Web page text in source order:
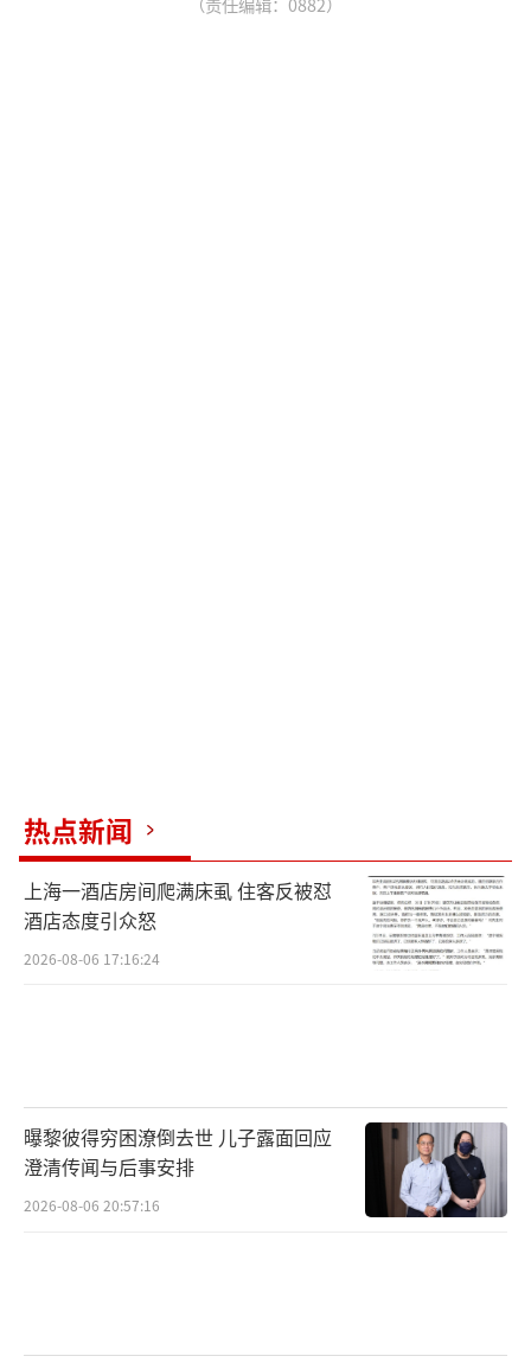
热点新闻
上海一酒店房间爬满床虱 住客反被怼
酒店态度引众怒
2026-08-06 17:16:24
曝黎彼得穷困潦倒去世 儿子露面回应
澄清传闻与后事安排
2026-08-06 20:57:16